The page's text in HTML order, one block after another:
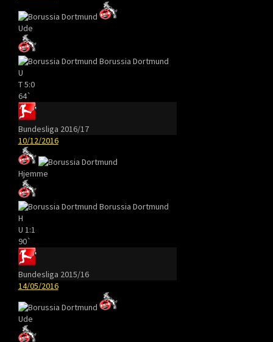
Ude
Borussia Dortmund
U
T5:0
64`
Bundesliga 2016/17
10/12/2016
Hjemme
Borussia Dortmund
H
U 1:1
90`
Bundesliga 2015/16
14/05/2016
Ude